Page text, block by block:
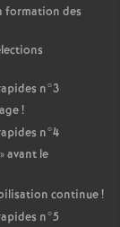
formation des
n°3
!
n°4
» avant le
continue!
n°5